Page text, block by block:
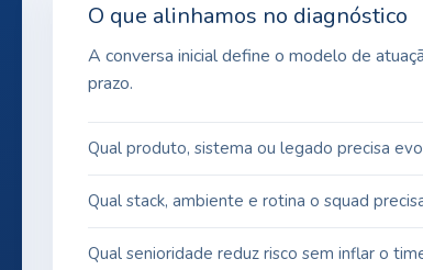
O que alinhamos no diagnóstico
A conversa inicial define o modelo de
prazo.
Qual produto, sistema ou legado precisa
Qual stack, ambiente e rotina o squad
Qual senioridade reduz risco sem inflar o